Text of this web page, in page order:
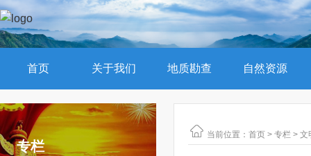
首页 关于我们 地质勘查 自然资源
专栏
 当前位置： 首页 > 专栏 > 文